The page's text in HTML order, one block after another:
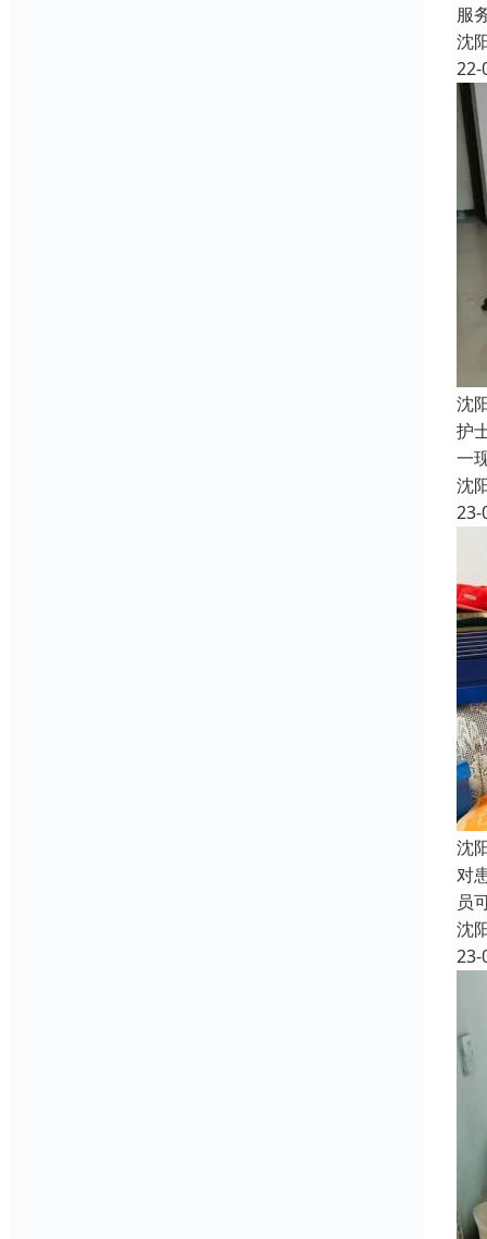
服
沈
22-
沈
护
一
沈
23-
沈
对
员
沈
23-